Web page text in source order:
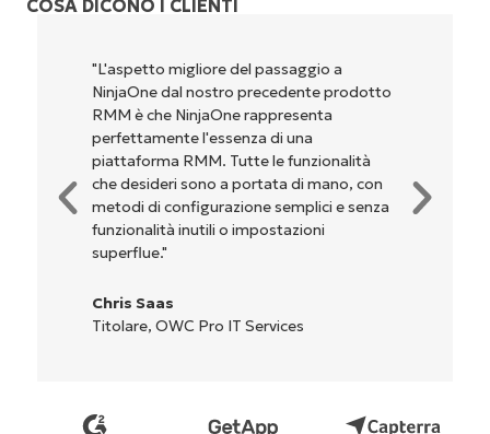
COSA DICONO I CLIENTI
migliore del passaggio a
dal nostro precedente prodotto
è che NinjaOne rappresenta
l'essenza di una
RMM. Tutte le funzionalità
sono a portata di mano, con
di configurazione semplici e senza
inutili o impostazioni
OWC Pro IT Services
complicate.
sono